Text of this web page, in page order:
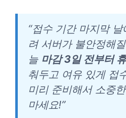
“접수 기간 마지막
려 서버가 불안정해
늘 마감 3일 전부터
춰두고 여유 있게 접
미리 준비해서 소중
마세요!”